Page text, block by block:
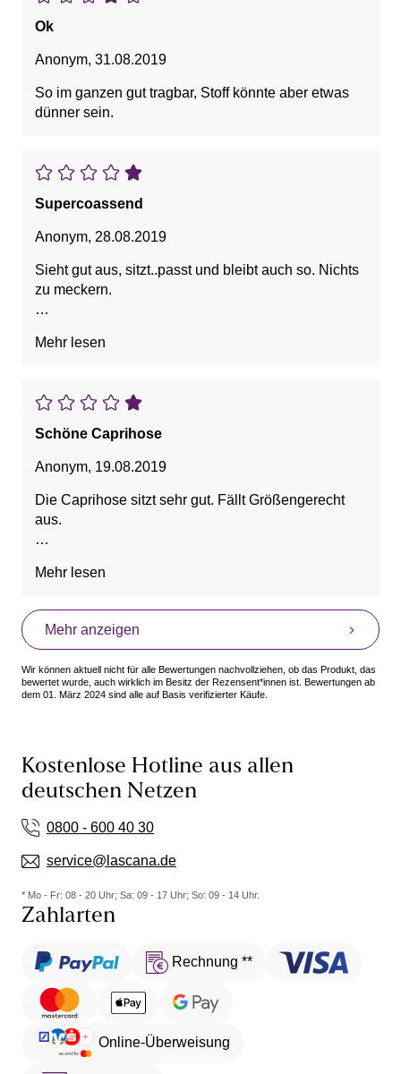
Ok
Anonym, 31.08.2019
So im ganzen gut tragbar, Stoff könnte aber etwas
dünner sein.
Supercoassend
Anonym, 28.08.2019
Sieht gut aus, sitzt..passt und bleibt auch so. Nichts
zu meckern.
Schnitt
Mehr lesen
Schöne Caprihose
Anonym, 19.08.2019
Die Caprihose sitzt sehr gut. Fällt Größengerecht
aus.
Mehr lesen
Mehr anzeigen
Wir können aktuell nicht für alle Bewertungen nachvollziehen, ob das Produkt, das
bewertet wurde, auch wirklich im Besitz der Rezensent*innen ist. Bewertungen ab
dem 01. März 2024 sind alle auf Basis verifizierter Käufe.
Kostenlose Hotline aus allen
deutschen Netzen
0800 - 600 40 30
service@lascana.de
* Mo - Fr: 08 - 20 Uhr; Sa: 09 - 17 Uhr; So: 09 - 14 Uhr.
Zahlarten
Rechnung **
Online-Überweisung